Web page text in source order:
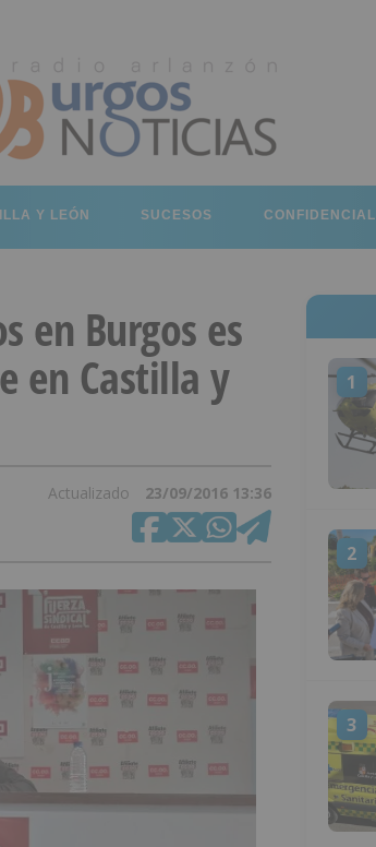
Y LEÓN SUCESOS CONFIDENCIAL
en Burgos es
en Castilla y
Actualizado 23/09/2016 13:36
1
2
3